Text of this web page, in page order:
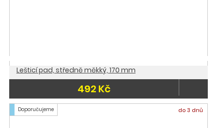
Lešticí pad, středně měkký, 170 mm
492 Kč
Doporučujeme do 3 dnů